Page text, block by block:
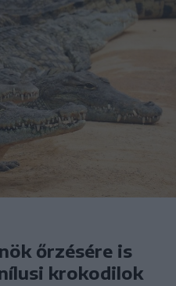
őrzésére is
krokodilok